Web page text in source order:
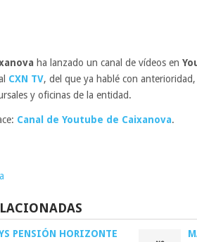
ha lanzado un canal de vídeos en
CXN TV, del que ya hablé con
y oficinas de la entidad.
Canal de Youtube de Caixanova.
PENSIÓN HORIZONTE